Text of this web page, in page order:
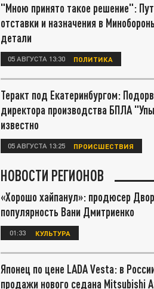
"Мною принято такое решение":
отставки и назначения в
детали
05 АВГУСТА 13:30 ПОЛИТИКА
Теракт под Екатеринбургом:
директора производства БПЛА
известно
05 АВГУСТА 13:25 ПРОИСШЕСТВИЯ
НОВОСТИ РЕГИОНОВ
«Хорошо хайпанул»: продюсер
популярность Вани Дмитриенко
01:33 КУЛЬТУРА
Японец по цене LADA Vesta: в
продажи нового седана Mitsubishi